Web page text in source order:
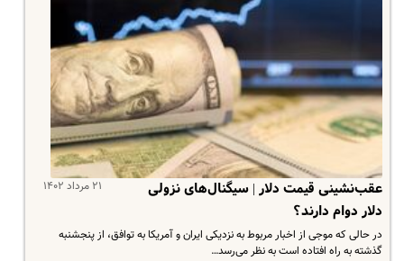
۲۱ مرداد ۱۴۰۲
عقب‌نشینی قیمت دلار | سیگنال‌های نزولی
دلار دوام دارند؟
در حالی که موجی از اخبار مربوط به نزدیکی ایران و آمریکا به توافق، از پنجشنبه
گذشته به راه افتاده است به نظر می‌رسد…